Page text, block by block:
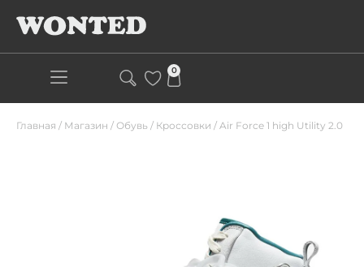
0
Главная / Магазин / Обувь / Кроссовки / Air Force 1 high Utility 2.0